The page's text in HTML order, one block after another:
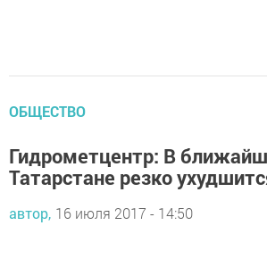
ОБЩЕСТВО
Гидрометцентр: В
Татарстане резко
автор, 16 июля 2017 - 14:50